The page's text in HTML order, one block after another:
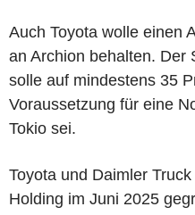
Auch Toyota wolle einen
an Archion behalten. Der
solle auf mindestens 35
Voraussetzung für eine
Tokio sei.
Toyota und Daimler
Holding im Juni 2025